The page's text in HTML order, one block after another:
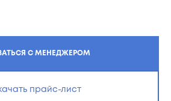
С МЕНЕДЖЕРОМ
прайс-лист